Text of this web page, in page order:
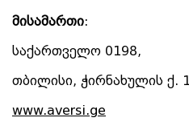
მისამართი:
საქართველო 0198,
თბილისი, ჭირნახულის ქ.
www.aversi.ge